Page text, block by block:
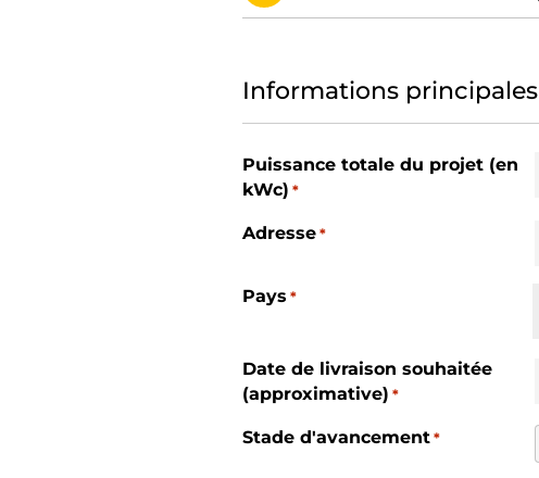
Informations principales
Puissance totale du projet (en
kWc) *
Adresse *
Pays *
Date de livraison souhaitée
(approximative) *
Stade d'avancement *